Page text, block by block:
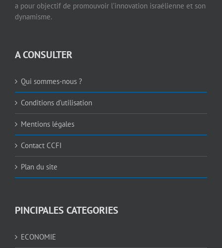
a pour objectif de promouvoir l’innovation israélienne et son
dynamisme.
A CONSULTER
Qui sommes-nous ?
Conditions d’utilisation
Mentions légales
Contact CCFI
Plan du site
PINCIPALES CATEGORIES
ECONOMIE